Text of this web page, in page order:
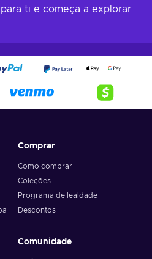
ti e começa a explorar
Comprar
Como comprar
Coleções
Programa de lealdade
Descontos
Comunidade